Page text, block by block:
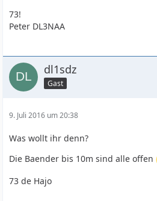
73!
Peter DL3NAA
dl1sdz
Gast
9. Juli 2016 um 20:38
Was wollt ihr denn?
Die Baender bis 10m sind alle offen
73 de Hajo